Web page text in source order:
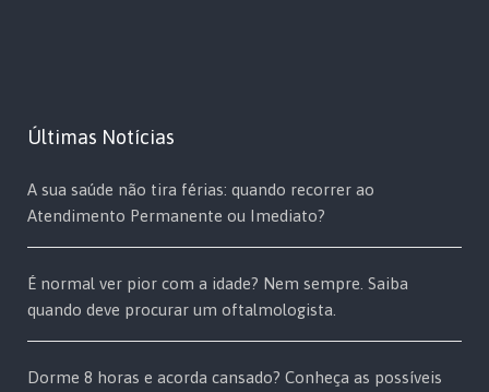
Últimas Notícias
A sua saúde não tira férias: quando recorrer ao
Atendimento Permanente ou Imediato?
É normal ver pior com a idade? Nem sempre. Saiba
quando deve procurar um oftalmologista.
Dorme 8 horas e acorda cansado? Conheça as possíveis